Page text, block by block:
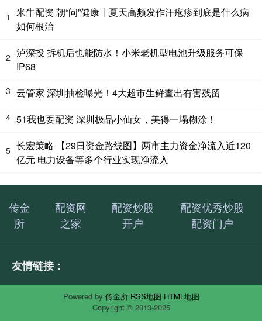
1
米牛配资 朝“问”健康丨夏天高频发作汗疱疹到底是什么病
如何根治
2 泸深投 拆机后也能防水！小米老机型电池升级服务可保
IP68
3 云管家 深圳抽检曝光！4大超市生鲜查出有害残留
4 51我也要配资 深圳极品小仙女，美得一塌糊涂！
5 长宏策略 【29日资金路线图】两市主力资金净流入近120
亿元 电力设备等多个行业实现净流入
传金
所
配资网
之家
配资炒股
开户
配资优秀炒股
配资门户
友情链接：
Powered by 传金所 RSS地图 HTML地图
Copyright © 2013-2025